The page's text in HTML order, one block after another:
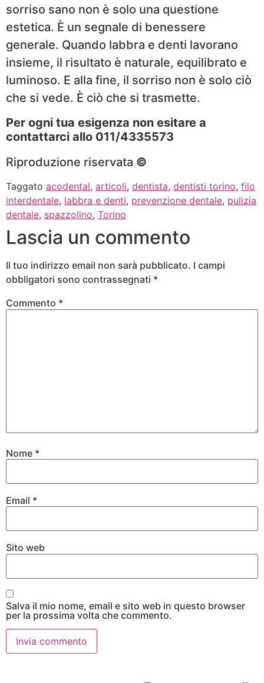
sorriso sano non è solo una questione
estetica. È un segnale di benessere
generale. Quando labbra e denti lavorano
insieme, il risultato è naturale, equilibrato e
luminoso. E alla fine, il sorriso non è solo ciò
che si vede. È ciò che si trasmette.
Per ogni tua esigenza non esitare a
contattarci allo 011/4335573
Riproduzione riservata ©
Taggato acodental, articoli, dentista, dentisti torino, filo
interdentale, labbra e denti, prevenzione dentale, pulizia
dentale, spazzolino, Torino
Lascia un commento
Il tuo indirizzo email non sarà pubblicato. I campi
obbligatori sono contrassegnati *
Commento *
Nome *
Email *
Sito web
Salva il mio nome, email e sito web in questo browser
per la prossima volta che commento.